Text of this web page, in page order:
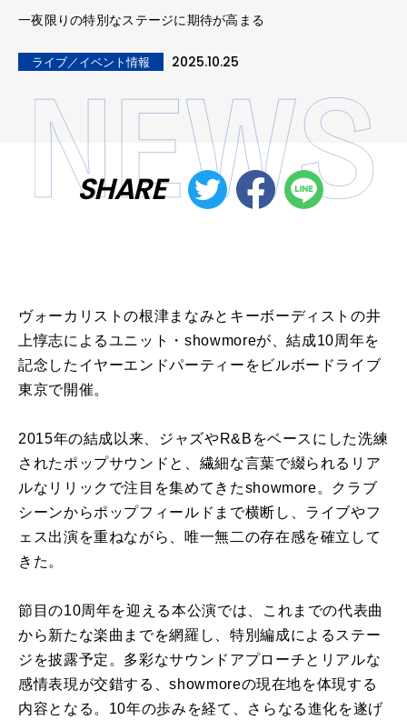
一夜限りの特別なステージに期待が高まる
ライブ／イベント情報 2025.10.25
SHARE
ヴォーカリストの根津まなみとキーボーディストの井
上惇志によるユニット・showmoreが、結成10周年を
記念したイヤーエンドパーティーをビルボードライブ
東京で開催。
2015年の結成以来、ジャズやR&Bをベースにした洗練
されたポップサウンドと、繊細な言葉で綴られるリア
ルなリリックで注目を集めてきたshowmore。クラブ
シーンからポップフィールドまで横断し、ライブやフ
ェス出演を重ねながら、唯一無二の存在感を確立して
きた。
節目の10周年を迎える本公演では、これまでの代表曲
から新たな楽曲までを網羅し、特別編成によるステー
ジを披露予定。多彩なサウンドアプローチとリアルな
感情表現が交錯する、showmoreの現在地を体現する
内容となる。10年の歩みを経て、さらなる進化を遂げ